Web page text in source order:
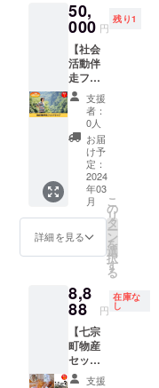
封後は
お早め
にお召
し上が
りくだ
さい。
・賞味
期限：
約6カ月
・原産
地：バ
タフラ
ピー・
ローズ
マリー
（愛知
グラス
（新潟
県新潟
市） ※
郵送に
て、支
援者さ
※送料込
みのお
値段で
す。
加茂郡
七宗町
神渕
9090
TEL：
0574-
46-
1513 ③
珈琲
ふぁ
ふぁ ・
名称：
菓子 ・
原材料
名：水
あめ
（国内
製
砂糖、
オリゴ
糖、卵
白、寒
天、粉
末オブ
ラー
での交
通費は
支援者
様にて
ご負担
くださ
い。 ※
有効期
限は
2024年
6月まで
となり
ます。
30×30c
m ・使
うほど
柔らか
く手に
馴染み
ます。
水洗い
でのり
を落と
してか
らご使
用くだ
さい。
製造販
株式会
社加藤
0303
岐阜県
穂積市
森771-6
※使われ
なく
なった
方。 ・
ばりば
りの現
役世代
特有の
ストレ
スで
いっぱ
いの
方。 ＜
内容＞
所要時
間：40
分 提供
者：越
実施場
所：関
ど 応
相談 ※
日時等
詳細は
支援者
様と
メール
れま
す。
セッ
ション
は頭の
32のポ
イント
をタッ
チして
いくだ
けで
す。
ベッド
に横に
なって
頂くだ
けで大
クスし
て寝て
しまう
方も多
いです
よ。 実
際私は5
話や瞑
想をし
て心身
ともに
リフ
レッ
シュし
ましょ
う。
NPOの
代表の
井川と
副理事
の石川
潤一さ
んと
いっ
ティビ
ティを
ご提供
しま
す。 ＜
内容＞
七宗町
50,
000 円
残り1
【社会
活動伴
走フレ
ンド
シッ
プ】 社
会活動
伴走フ
レンド
シップ
を受け
られる
権利で
す。
「社会
貢献の
活動し
たいが
漠然と
しか分
からな
いの
で、話
支援
者：
0人
お届
け予
定：
2024
年03
月
詳細を見る
こ
の
リ
タ
ー
ン
を
選
択
す
る
8,8
88 円
在庫な
し
【七宗
町物産
セッ
ト】 七
支援